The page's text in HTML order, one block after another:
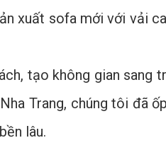
xuất sofa mới với vải
tạo không gian sang
Trang, chúng tôi đã
lâu.